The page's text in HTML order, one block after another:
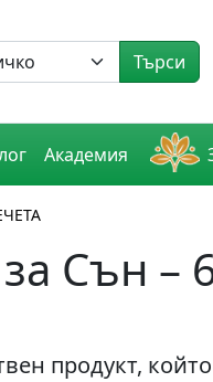
Търси
Академия
Сън –
продукт,